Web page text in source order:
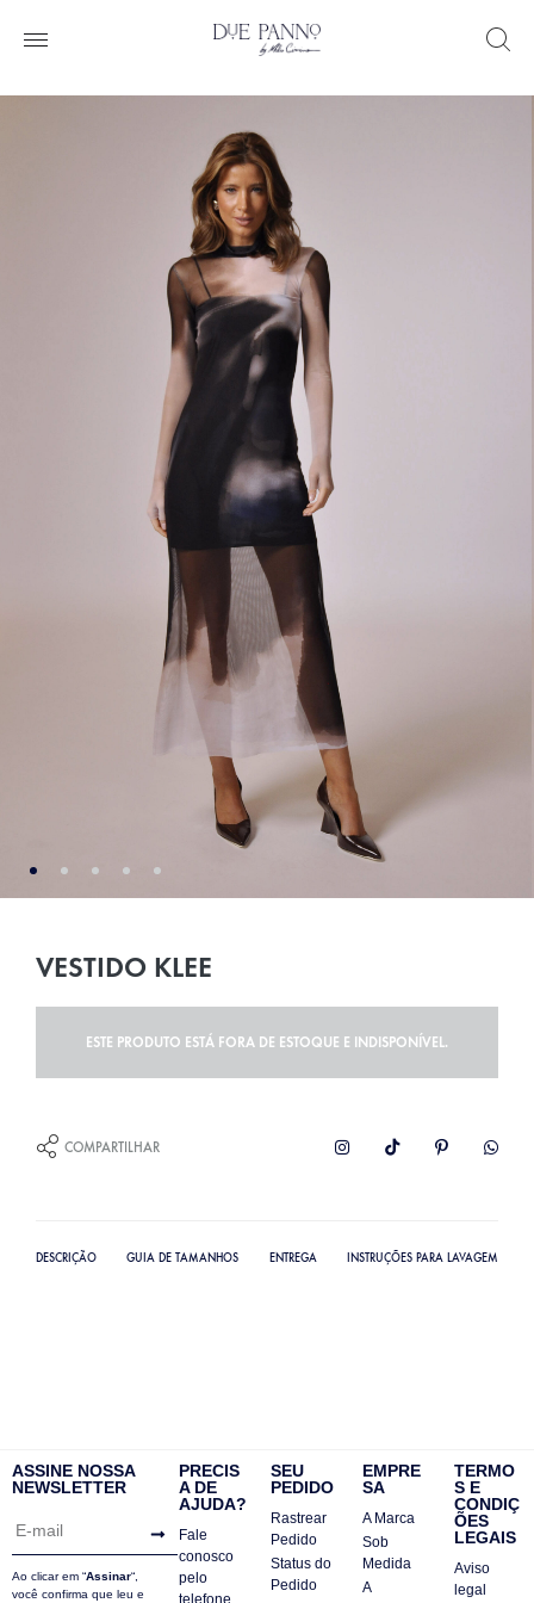
VESTIDO KLEE
ESTE PRODUTO ESTÁ FORA DE ESTOQUE E INDISPONÍVEL.
COMPARTILHAR
DESCRIÇÃO GUIA DE TAMANHOS ENTREGA INSTRUÇÕES PARA LAVAGEM
ASSINE NOSSA
NEWSLETTER
Ao clicar em “Assinar“,
você confirma que leu e
PRECIS
A DE
AJUDA?
Fale
conosco
pelo
telefone
SEU
PEDIDO
Rastrear
Pedido
Status do
Pedido
EMPRE
SA
A Marca
Sob
Medida
A
TERMO
S E
CONDIÇ
ÕES
LEGAIS
Aviso
legal